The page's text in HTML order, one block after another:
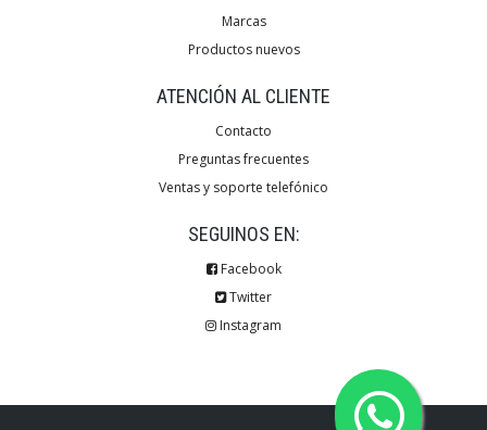
Marcas
Productos nuevos
ATENCIÓN AL CLIENTE
Contacto
Preguntas frecuentes
Ventas y soporte telefónico
SEGUINOS EN:
Facebook
Twitter
Instagram